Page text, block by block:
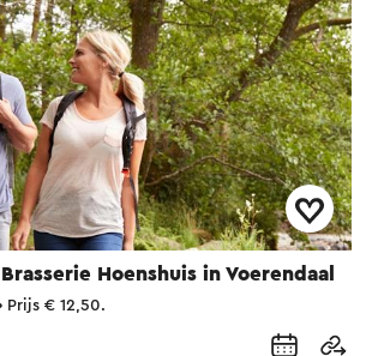
Hoenshuis in Voerendaal
Prijs € 12,50.